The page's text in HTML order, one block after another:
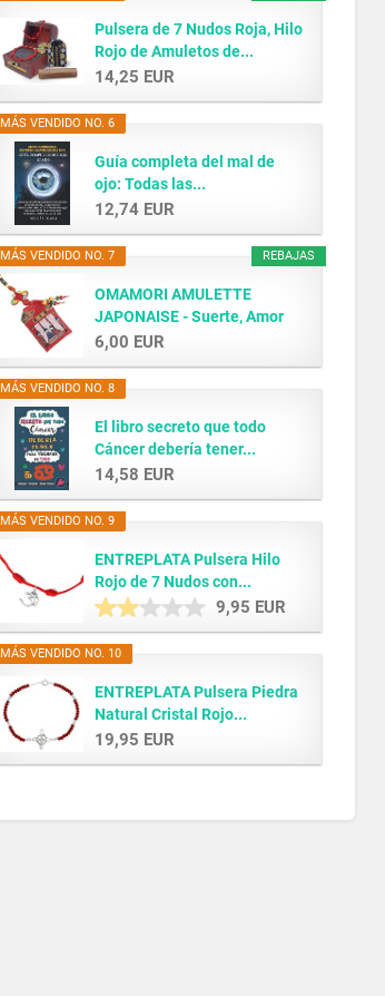
Pulsera de 7 Nudos Roja, Hilo
Rojo de Amuletos de...
14,25 EUR
MÁS VENDIDO NO. 6
Guía completa del mal de
ojo: Todas las...
12,74 EUR
REBAJAS
MÁS VENDIDO NO. 7
OMAMORI AMULETTE
JAPONAISE - Suerte, Amor
y...
6,00 EUR
MÁS VENDIDO NO. 8
El libro secreto que todo
Cáncer debería tener...
14,58 EUR
MÁS VENDIDO NO. 9
ENTREPLATA Pulsera Hilo
Rojo de 7 Nudos con...
9,95 EUR
MÁS VENDIDO NO. 10
ENTREPLATA Pulsera Piedra
Natural Cristal Rojo...
19,95 EUR